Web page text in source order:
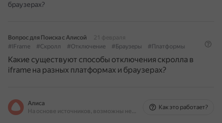
браузерах?
Вопрос для Поиска с Алисой
21 февраля
#IFrame
#Скролл #Отключение #Браузеры #Платформы
Какие существуют способы отключения скролла в
iframe на разных платформах и браузерах?
Алиса
На основе источников, возможны неточности
Как это работает?